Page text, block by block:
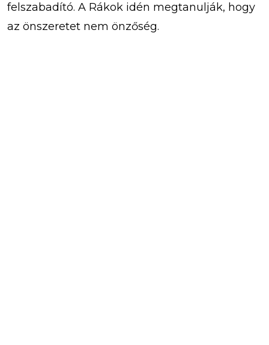
felszabadító. A Rákok idén megtanulják, hogy
az önszeretet nem önzőség.